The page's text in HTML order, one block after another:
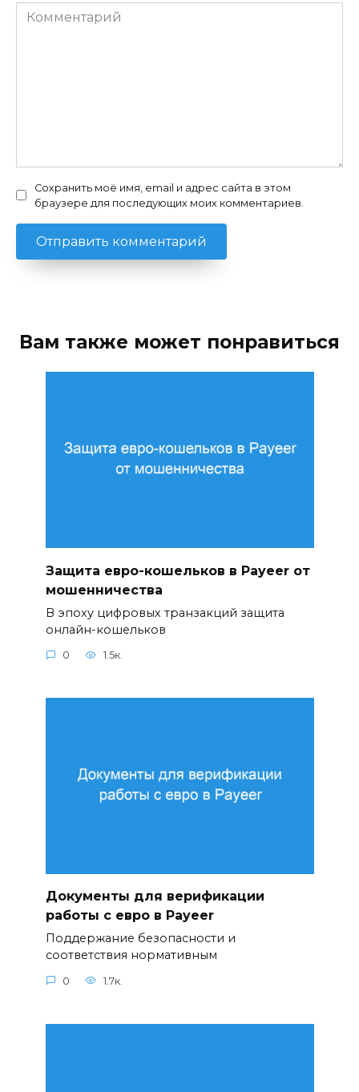
Комментарий
Сохранить моё имя, email и адрес сайта в этом
браузере для последующих моих комментариев.
Вам также может понравиться
Защита евро-кошельков в Payeer от
мошенничества
В эпоху цифровых транзакций защита
онлайн-кошельков
0 1.5к.
Документы для верификации
работы с евро в Payeer
Поддержание безопасности и
соответствия нормативным
0 1.7к.